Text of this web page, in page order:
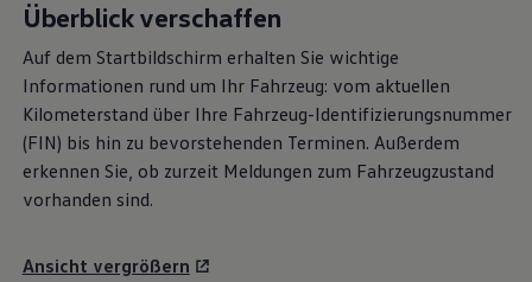
Überblick verschaffen
Auf dem Startbildschirm erhalten Sie wichtige
Informationen rund um Ihr Fahrzeug: vom aktuellen
Kilometerstand über Ihre Fahrzeug-Identifizierungsnummer
(FIN) bis hin zu bevorstehenden Terminen. Außerdem
erkennen Sie, ob zurzeit Meldungen zum Fahrzeugzustand
vorhanden sind.
Ansicht vergrößern